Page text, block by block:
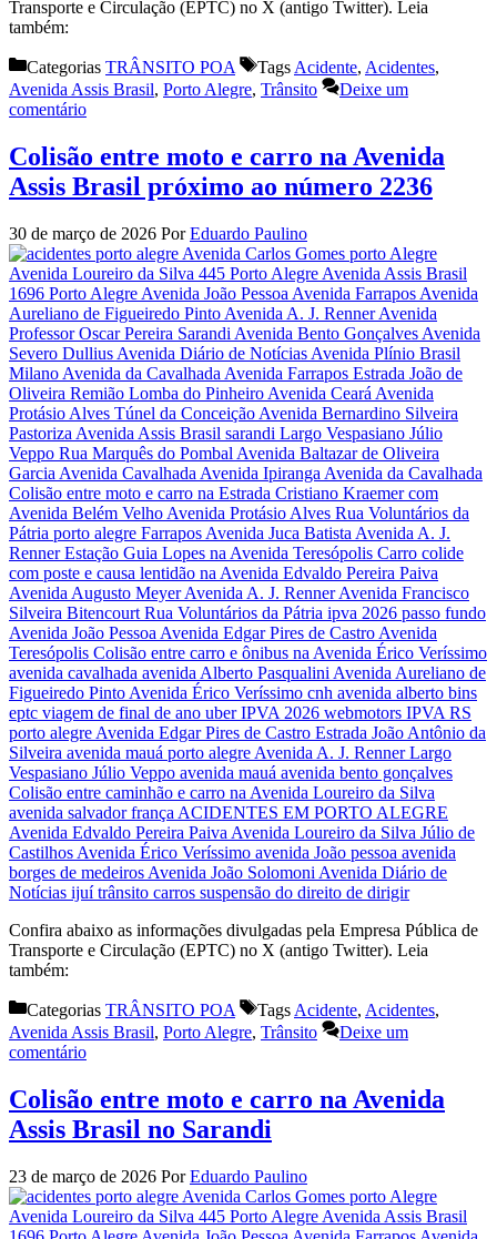
Transporte e Circulação (EPTC) no X (antigo Twitter). Leia
também:
Categorias TRÂNSITO POA Tags Acidente, Acidentes,
Avenida Assis Brasil, Porto Alegre, Trânsito
Deixe um
comentário
Colisão entre moto e carro na Avenida
Assis Brasil próximo ao número 2236
30 de março de 2026 PorEduardo Paulino
Confira abaixo as informações divulgadas pela Empresa Pública de
Transporte e Circulação (EPTC) no X (antigo Twitter). Leia
também:
Categorias TRÂNSITO POA Tags Acidente, Acidentes,
Avenida Assis Brasil, Porto Alegre, Trânsito
Deixe um
comentário
Colisão entre moto e carro na Avenida
Assis Brasil no Sarandi
23 de março de 2026 PorEduardo Paulino